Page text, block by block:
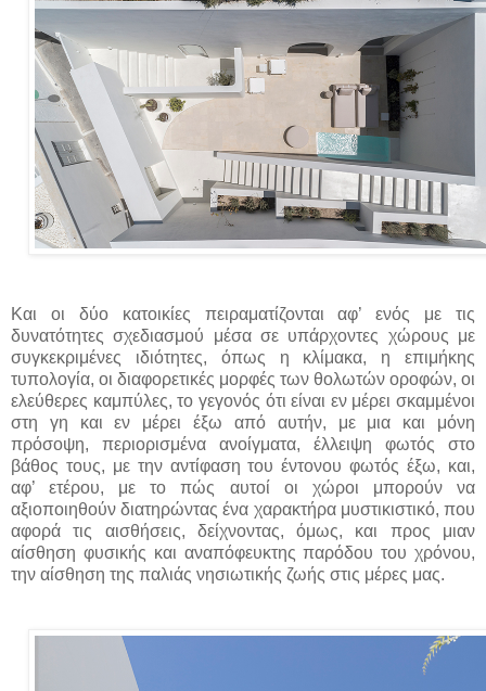
Και οι δύο κατοικίες πειραματίζονται αφ’ ενός με τις
δυνατότητες σχεδιασμού μέσα σε υπάρχοντες χώρους με
συγκεκριμένες ιδιότητες, όπως η κλίμακα, η επιμήκης
τυπολογία, οι διαφορετικές μορφές των θολωτών οροφών, οι
ελεύθερες καμπύλες, το γεγονός ότι είναι εν μέρει σκαμμένοι
στη γη και εν μέρει έξω από αυτήν, με μια και μόνη
πρόσοψη, περιορισμένα ανοίγματα, έλλειψη φωτός στο
βάθος τους, με την αντίφαση του έντονου φωτός έξω, και,
αφ’ ετέρου, με το πώς αυτοί οι χώροι μπορούν να
αξιοποιηθούν διατηρώντας ένα χαρακτήρα μυστικιστικό, που
αφορά τις αισθήσεις, δείχνοντας, όμως, και προς μιαν
αίσθηση φυσικής και αναπόφευκτης παρόδου του χρόνου,
την αίσθηση της παλιάς νησιωτικής ζωής στις μέρες μας.